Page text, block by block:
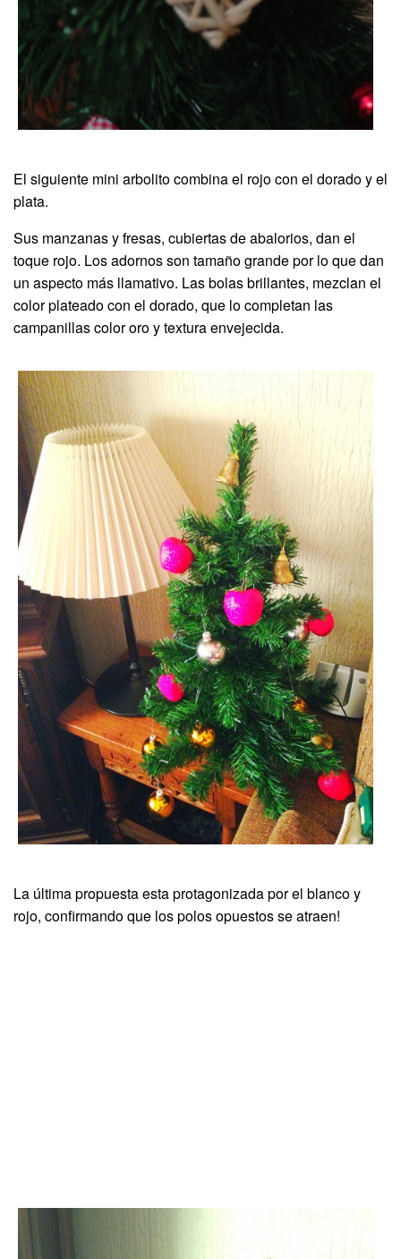
El siguiente mini arbolito combina el rojo con el dorado y el
plata.
Sus manzanas y fresas, cubiertas de abalorios, dan el
toque rojo. Los adornos son tamaño grande por lo que dan
un aspecto más llamativo. Las bolas brillantes, mezclan el
color plateado con el dorado, que lo completan las
campanillas color oro y textura envejecida.
La última propuesta esta protagonizada por el blanco y
rojo, confirmando que los polos opuestos se atraen!